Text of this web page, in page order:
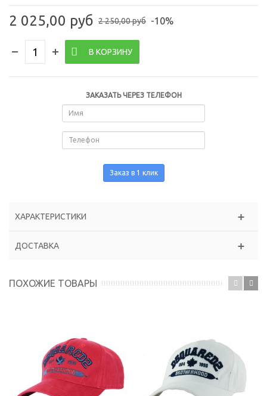
2 025,00 руб 2 250,00 руб -10%
В КОРЗИНУ
ЗАКАЗАТЬ ЧЕРЕЗ ТЕЛЕФОН
Заказ в 1 клик
ХАРАКТЕРИСТИКИ
ДОСТАВКА
ПОХОЖИЕ ТОВАРЫ